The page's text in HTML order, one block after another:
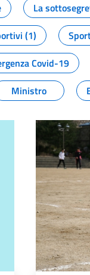
La
(1)
Covid-19
Ministro